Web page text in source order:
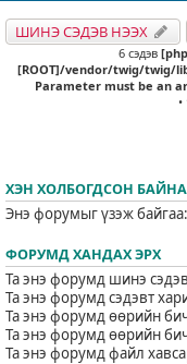
ШИНЭ СЭДЭВ НЭЭХ
6 сэдэв
[ROOT]/vendor/twig/twig/
Parameter must be an
•
ХЭН ХОЛБОГДСОН БАЙНА
Энэ форумыг үзэж
ФОРУМД ХАНДАХ ЭРХ
Та энэ форумд шинэ
Та энэ форумд сэдэвт
Та энэ форумд өөрийн
Та энэ форумд өөрийн
Та энэ форумд файл